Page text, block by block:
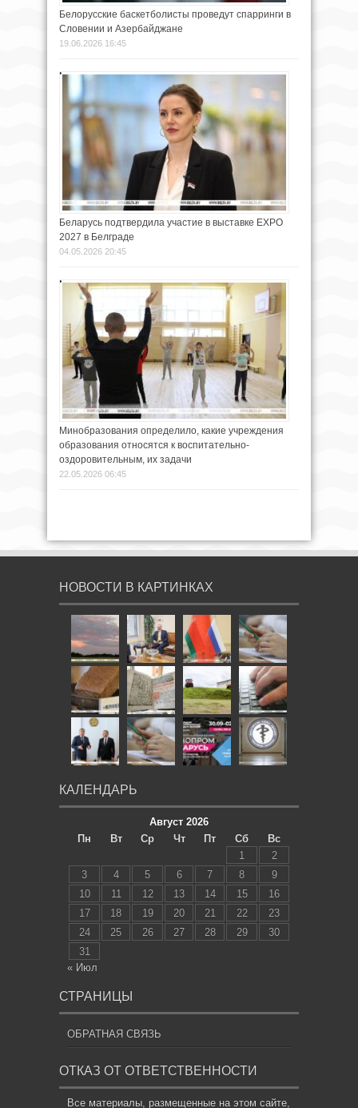
Белорусские баскетболисты проведут спарринги в
Словении и Азербайджане
19.06.2026 16:45
Беларусь подтвердила участие в выставке EXPO
2027 в Белграде
04.05.2026 20:45
Минобразования определило, какие учреждения
образования относятся к воспитательно-
оздоровительным, их задачи
22.05.2026 06:45
НОВОСТИ В КАРТИНКАХ
КАЛЕНДАРЬ
Август 2026
Пн
Вт Ср Чт Пт Сб
Вс
1
2
3
4 5 6 7 8
9
10
11 12 13 14 15
16
17
18 19 20 21 22
23
24
25 26 27 28 29
30
31
« Июл
СТРАНИЦЫ
ОБРАТНАЯ СВЯЗЬ
ОТКАЗ ОТ ОТВЕТСТВЕННОСТИ
Все материалы, размещенные на этом сайте,